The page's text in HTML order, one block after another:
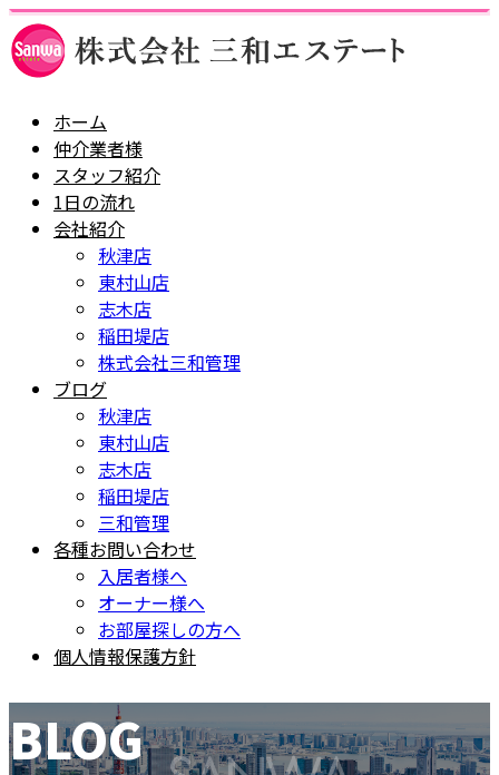
ホーム
仲介業者様
スタッフ紹介
1日の流れ
会社紹介
秋津店
東村山店
志木店
稲田堤店
株式会社三和管理
ブログ
秋津店
東村山店
志木店
稲田堤店
三和管理
各種お問い合わせ
入居者様へ
オーナー様へ
お部屋探しの方へ
個人情報保護方針
BLOG